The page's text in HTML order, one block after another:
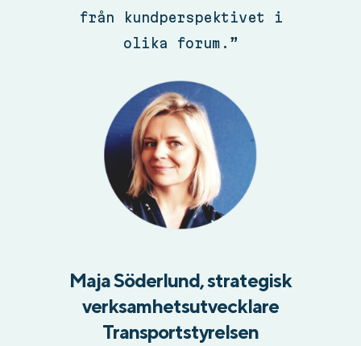
från kundperspektivet i
olika forum.”
Maja Söderlund, strategisk
verksamhetsutvecklare
Transportstyrelsen